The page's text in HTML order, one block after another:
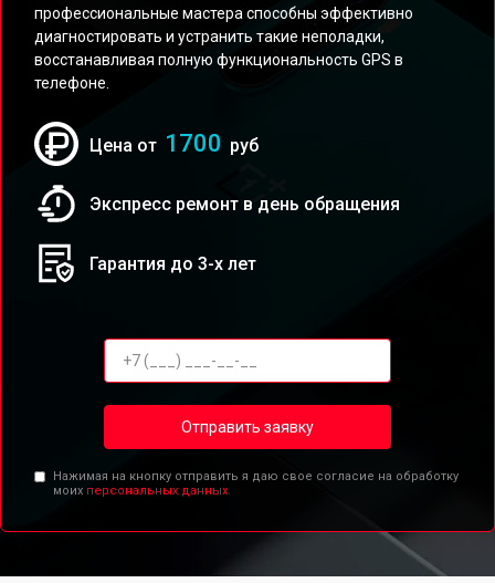
профессиональные мастера способны эффективно
диагностировать и устранить такие неполадки,
восстанавливая полную функциональность GPS в
телефоне.
Цена от 1700 руб
Экспресс ремонт в день обращения
Гарантия до 3-х лет
Отправить заявку
Нажимая на кнопку отправить я даю свое согласие на обработку
моих персональных данных.